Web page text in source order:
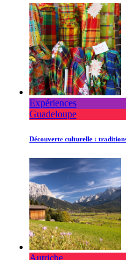
Expériences
Guadeloupe
Découverte culturelle :
Autriche